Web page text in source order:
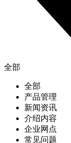
全部
全部
产品管理
新闻资讯
介绍内容
企业网点
常见问题